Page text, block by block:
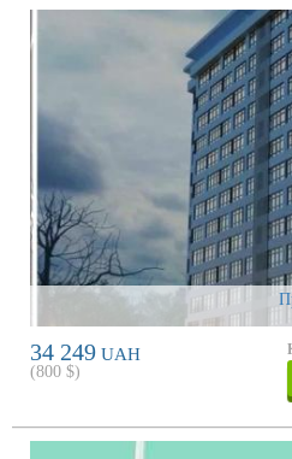
34 249 UAH
(800 $)